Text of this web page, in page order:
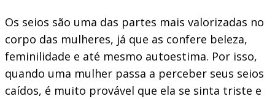
Os seios são uma das partes mais valorizadas no
corpo das mulheres, já que as confere beleza,
feminilidade e até mesmo autoestima. Por isso,
quando uma mulher passa a perceber seus seios
caídos, é muito provável que ela se sinta triste e